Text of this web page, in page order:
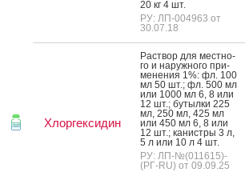
20 кг 4 шт.
РУ: ЛП-004963 от
30.07.18
Хлоргексидин
Рас­твор для мес­тно­
го и на­руж­но­го при­
мене­ния 1%: фл. 100
мл 50 шт.; фл. 500 мл
или 1000 мл 6, 8 или
12 шт.; бу­тыл­ки 225
мл, 250 мл, 425 мл
или 450 мл 6, 8 или
12 шт.; ка­нис­тры 3 л,
5 л или 10 л 4 шт.
РУ: ЛП-№(011615)-
(РГ-RU) от 09.09.25